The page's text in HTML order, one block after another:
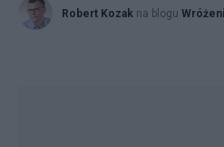
Robert Kozak na blogu